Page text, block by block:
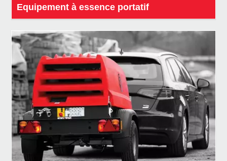
Equipement à essence portatif